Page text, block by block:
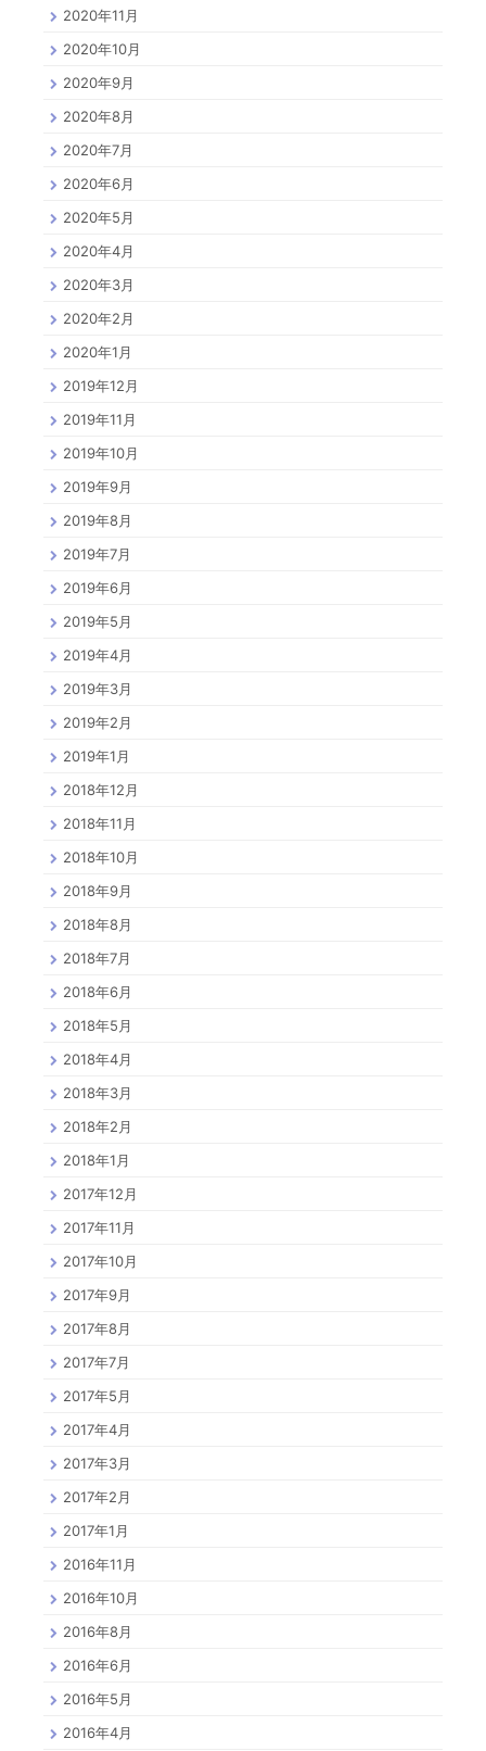
2020年11月
2020年10月
2020年9月
2020年8月
2020年7月
2020年6月
2020年5月
2020年4月
2020年3月
2020年2月
2020年1月
2019年12月
2019年11月
2019年10月
2019年9月
2019年8月
2019年7月
2019年6月
2019年5月
2019年4月
2019年3月
2019年2月
2019年1月
2018年12月
2018年11月
2018年10月
2018年9月
2018年8月
2018年7月
2018年6月
2018年5月
2018年4月
2018年3月
2018年2月
2018年1月
2017年12月
2017年11月
2017年10月
2017年9月
2017年8月
2017年7月
2017年5月
2017年4月
2017年3月
2017年2月
2017年1月
2016年11月
2016年10月
2016年8月
2016年6月
2016年5月
2016年4月